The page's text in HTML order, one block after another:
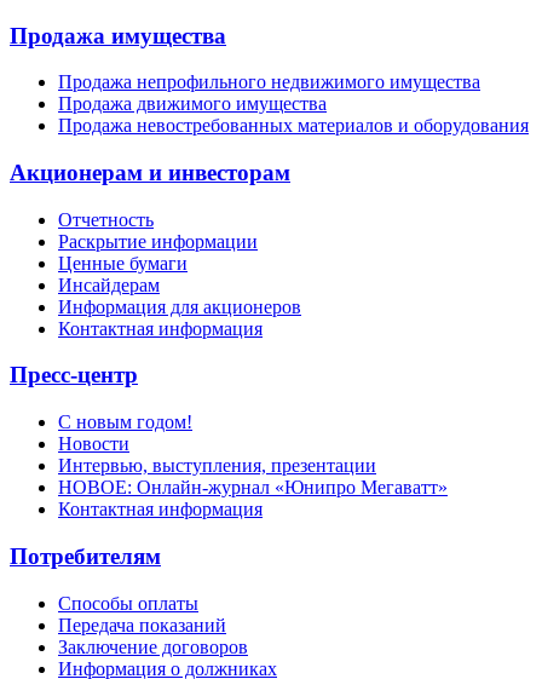
Продажа имущества
Продажа непрофильного недвижимого имущества
Продажа движимого имущества
Продажа невостребованных материалов и оборудования
Акционерам и инвесторам
Отчетность
Раскрытие информации
Ценные бумаги
Инсайдерам
Информация для акционеров
Контактная информация
Пресс-центр
С новым годом!
Новости
Интервью, выступления, презентации
НОВОЕ: Онлайн-журнал «Юнипро Мегаватт»
Контактная информация
Потребителям
Способы оплаты
Передача показаний
Заключение договоров
Информация о должниках